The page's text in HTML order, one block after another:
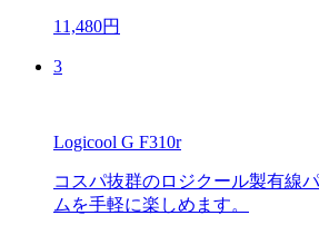
11,480円
3
Logicool G F310r
コスパ抜群のロジクール製有線
ムを手軽に楽しめます。